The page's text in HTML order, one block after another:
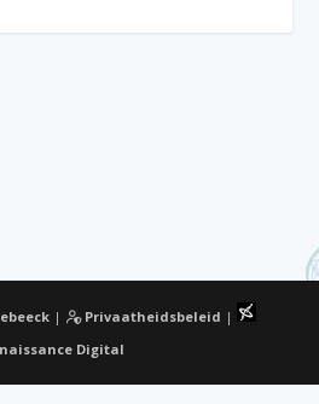
| Privaatheidsbeleid |
Digital